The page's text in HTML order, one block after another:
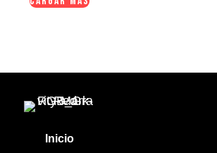
Inicio